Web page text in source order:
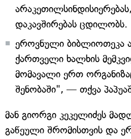
დაკავშირებას ცდილობს.
ეროვნული ბიბლიოთეკა
ქართველი ხალხის
მომავალი ერთ
შენობაში", — თქვა
მან გიორგი კეკელიძეს
გაწეული შრომისთვის და